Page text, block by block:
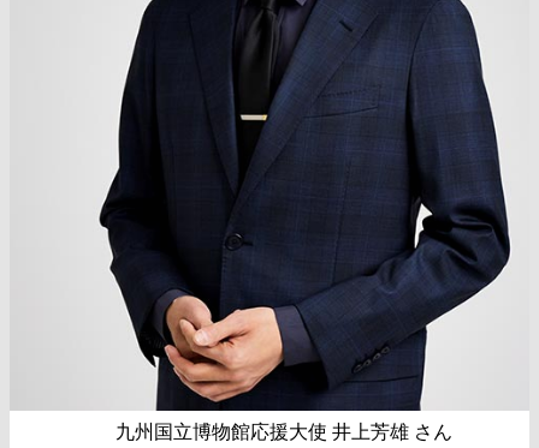
九州国立博物館応援大使 井上芳雄 さん